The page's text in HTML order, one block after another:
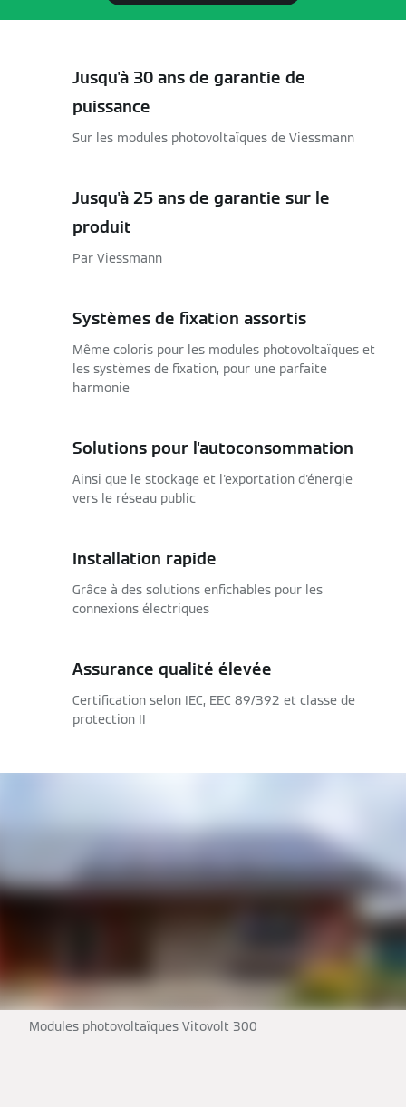
Jusqu'à 30 ans de garantie de
puissance
Sur les modules photovoltaïques de Viessmann
Jusqu'à 25 ans de garantie sur le
produit
Par Viessmann
Systèmes de fixation assortis
Même coloris pour les modules photovoltaïques et
les systèmes de fixation, pour une parfaite
harmonie
Solutions pour l'autoconsommation
Ainsi que le stockage et l'exportation d'énergie
vers le réseau public
Installation rapide
Grâce à des solutions enfichables pour les
connexions électriques
Assurance qualité élevée
Certification selon IEC, EEC 89/392 et classe de
protection II
Modules photovoltaïques Vitovolt 300